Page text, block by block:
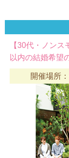
【30代・ノン
以内の結婚希望
開催場所